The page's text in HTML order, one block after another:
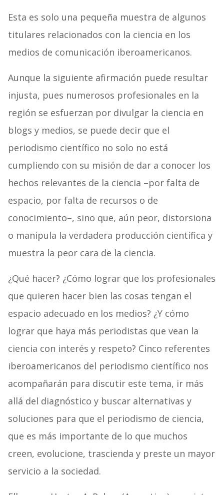
Esta es solo una pequeña muestra de algunos
titulares relacionados con la ciencia en los
medios de comunicación iberoamericanos.
Aunque la siguiente afirmación puede resultar
injusta, pues numerosos profesionales en la
región se esfuerzan por divulgar la ciencia en
blogs y medios, se puede decir que el
periodismo científico no solo no está
cumpliendo con su misión de dar a conocer los
hechos relevantes de la ciencia –por falta de
espacio, por falta de recursos o de
conocimiento–, sino que, aún peor, distorsiona
o manipula la verdadera producción científica y
muestra la peor cara de la ciencia.
¿Qué hacer? ¿Cómo lograr que los profesionales
que quieren hacer bien las cosas tengan el
espacio adecuado en los medios? ¿Y cómo
lograr que haya más periodistas que vean la
ciencia con interés y respeto? Cinco referentes
iberoamericanos del periodismo científico nos
acompañarán para discutir este tema, ir más
allá del diagnóstico y buscar alternativas y
soluciones para que el periodismo de ciencia,
que es más importante de lo que muchos
creen, evolucione, trascienda y preste un mayor
servicio a la sociedad.